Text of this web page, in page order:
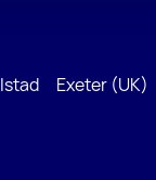
Exeter (UK)